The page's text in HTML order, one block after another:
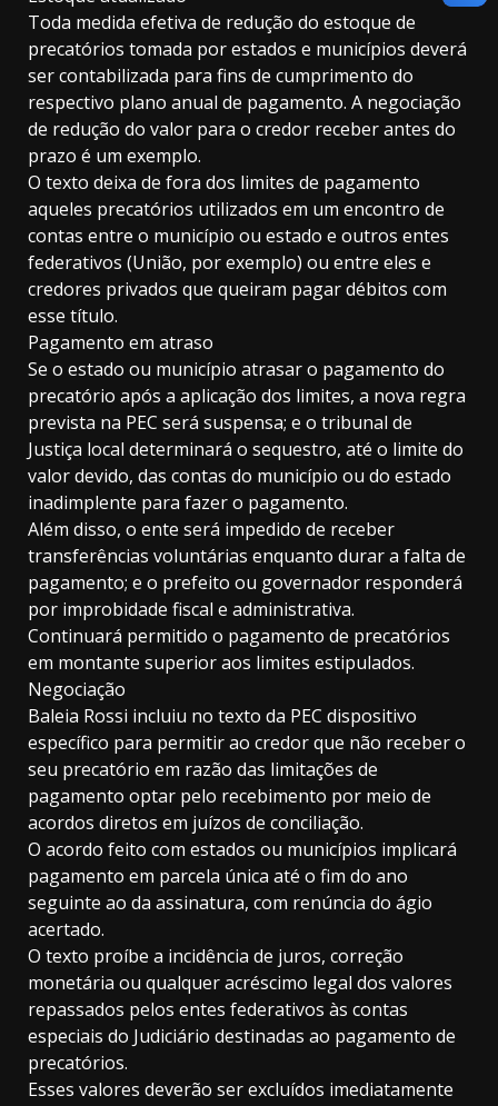
Toda medida efetiva de redução do estoque de
precatórios tomada por estados e municípios deverá
ser contabilizada para fins de cumprimento do
respectivo plano anual de pagamento. A negociação
de redução do valor para o credor receber antes do
prazo é um exemplo.
O texto deixa de fora dos limites de pagamento
aqueles precatórios utilizados em um encontro de
contas entre o município ou estado e outros entes
federativos (União, por exemplo) ou entre eles e
credores privados que queiram pagar débitos com
esse título.
Pagamento em atraso
Se o estado ou município atrasar o pagamento do
precatório após a aplicação dos limites, a nova regra
prevista na PEC será suspensa; e o tribunal de
Justiça local determinará o sequestro, até o limite do
valor devido, das contas do município ou do estado
inadimplente para fazer o pagamento.
Além disso, o ente será impedido de receber
transferências voluntárias enquanto durar a falta de
pagamento; e o prefeito ou governador responderá
por improbidade fiscal e administrativa.
Continuará permitido o pagamento de precatórios
em montante superior aos limites estipulados.
Negociação
Baleia Rossi incluiu no texto da PEC dispositivo
específico para permitir ao credor que não receber o
seu precatório em razão das limitações de
pagamento optar pelo recebimento por meio de
acordos diretos em juízos de conciliação.
O acordo feito com estados ou municípios implicará
pagamento em parcela única até o fim do ano
seguinte ao da assinatura, com renúncia do ágio
acertado.
O texto proíbe a incidência de juros, correção
monetária ou qualquer acréscimo legal dos valores
repassados pelos entes federativos às contas
especiais do Judiciário destinadas ao pagamento de
precatórios.
Esses valores deverão ser excluídos imediatamente